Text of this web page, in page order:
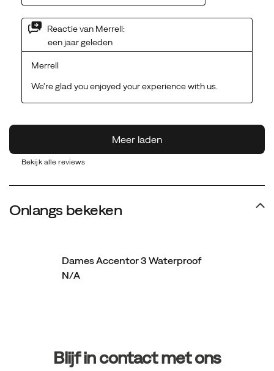
Bekijk alle reviews
Onlangs bekeken
Dames Accentor 3 Waterproof
N/A
Blijf in contact met ons